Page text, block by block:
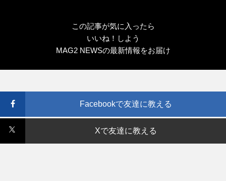
この記事が気に入ったら
いいね！しよう
MAG2 NEWSの最新情報をお届け
Facebookで友達に教える
Xで友達に教える